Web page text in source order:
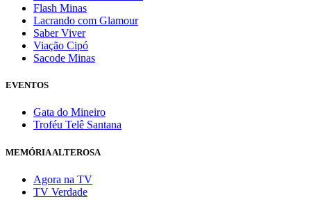
Flash Minas
Lacrando com Glamour
Saber Viver
Viação Cipó
Sacode Minas
EVENTOS
Gata do Mineiro
Troféu Telê Santana
MEMÓRIA ALTEROSA
Agora na TV
TV Verdade